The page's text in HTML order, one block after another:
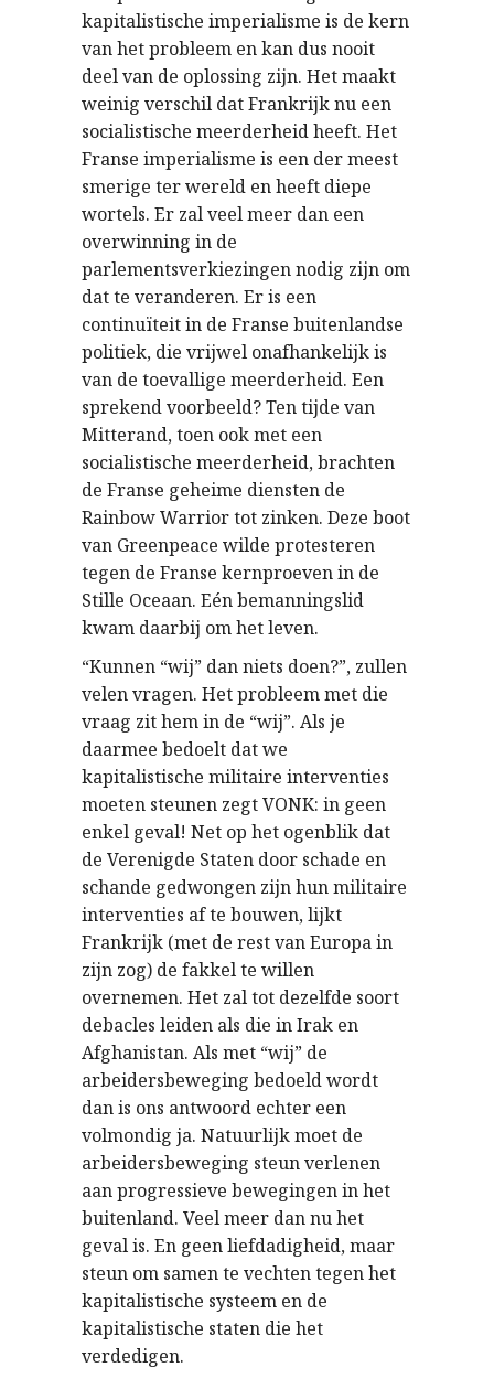
kapitalistische imperialisme is de kern
van het probleem en kan dus nooit
deel van de oplossing zijn. Het maakt
weinig verschil dat Frankrijk nu een
socialistische meerderheid heeft. Het
Franse imperialisme is een der meest
smerige ter wereld en heeft diepe
wortels. Er zal veel meer dan een
overwinning in de
parlementsverkiezingen nodig zijn om
dat te veranderen. Er is een
continuïteit in de Franse buitenlandse
politiek, die vrijwel onafhankelijk is
van de toevallige meerderheid. Een
sprekend voorbeeld? Ten tijde van
Mitterand, toen ook met een
socialistische meerderheid, brachten
de Franse geheime diensten de
Rainbow Warrior tot zinken. Deze boot
van Greenpeace wilde protesteren
tegen de Franse kernproeven in de
Stille Oceaan. Eén bemanningslid
kwam daarbij om het leven.
“Kunnen “wij” dan niets doen?”, zullen
velen vragen. Het probleem met die
vraag zit hem in de “wij”. Als je
daarmee bedoelt dat we
kapitalistische militaire interventies
moeten steunen zegt VONK: in geen
enkel geval! Net op het ogenblik dat
de Verenigde Staten door schade en
schande gedwongen zijn hun militaire
interventies af te bouwen, lijkt
Frankrijk (met de rest van Europa in
zijn zog) de fakkel te willen
overnemen. Het zal tot dezelfde soort
debacles leiden als die in Irak en
Afghanistan. Als met “wij” de
arbeidersbeweging bedoeld wordt
dan is ons antwoord echter een
volmondig ja. Natuurlijk moet de
arbeidersbeweging steun verlenen
aan progressieve bewegingen in het
buitenland. Veel meer dan nu het
geval is. En geen liefdadigheid, maar
steun om samen te vechten tegen het
kapitalistische systeem en de
kapitalistische staten die het
verdedigen.